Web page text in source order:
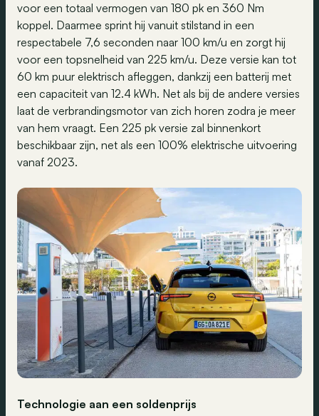
voor een totaal vermogen van 180 pk en 360 Nm
koppel. Daarmee sprint hij vanuit stilstand in een
respectabele 7,6 seconden naar 100 km/u en zorgt hij
voor een topsnelheid van 225 km/u. Deze versie kan tot
60 km puur elektrisch afleggen, dankzij een batterij met
een capaciteit van 12.4 kWh. Net als bij de andere versies
laat de verbrandingsmotor van zich horen zodra je meer
van hem vraagt. Een 225 pk versie zal binnenkort
beschikbaar zijn, net als een 100% elektrische uitvoering
vanaf 2023.
Technologie aan een soldenprijs